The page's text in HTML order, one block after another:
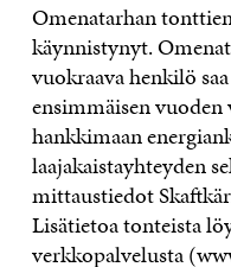
Omenatarhan
käynnistynyt.
vuokraava henkilö
ensimmäisen
hankkimaan
laajakaistayhteyden
mittaustiedot
Lisätietoa tonteista
verkkopalvelusta